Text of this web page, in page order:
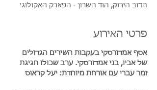
הדוב הירוק, הוד השרון - הפארק האקולוגי
פרטי האירוע
אסף אמדורסקי בעקבות השירים הגדולים
של אביו, בני אמדורסקי. ערב שכולו חגיגת
זמר עברי עם אורחת מיוחדת: יעל קראוס